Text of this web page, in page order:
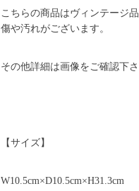
こちらの商品はヴィンテージ
傷や汚れがございます。
その他詳細は画像をご確認下さ
【サイズ】
W10.5cm×D10.5cm×H31.3cm